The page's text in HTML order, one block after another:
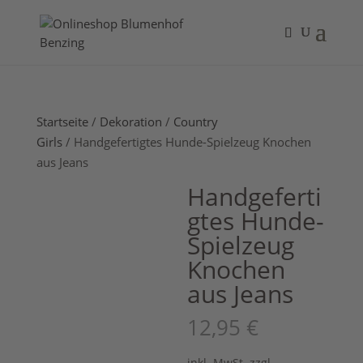
Startseite/ Dekoration / Country
Girls/ Handgefertigtes Hunde-Spielzeug Knochen
aus Jeans
Handgeferti
gtes Hunde-
Spielzeug
Knochen
aus Jeans
12,95 €